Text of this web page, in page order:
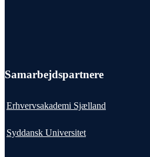
Samarbejdspartnere
Erhvervsakademi Sjælland
Syddansk Universitet